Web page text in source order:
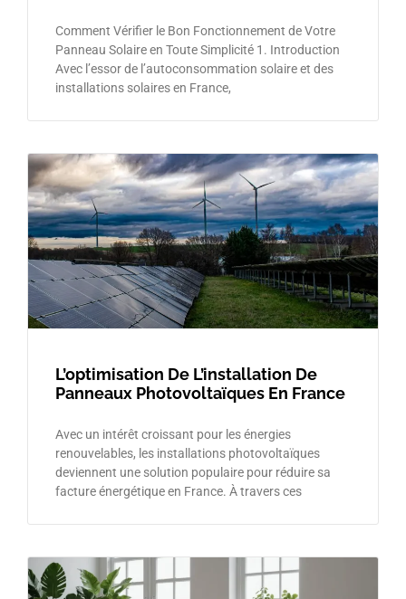
Comment Vérifier le Bon Fonctionnement de Votre
Panneau Solaire en Toute Simplicité 1. Introduction
Avec l’essor de l’autoconsommation solaire et des
installations solaires en France,
L’optimisation De L’installation De
Panneaux Photovoltaïques En France
Avec un intérêt croissant pour les énergies
renouvelables, les installations photovoltaïques
deviennent une solution populaire pour réduire sa
facture énergétique en France. À travers ces